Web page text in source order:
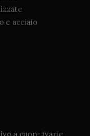
e acciaio